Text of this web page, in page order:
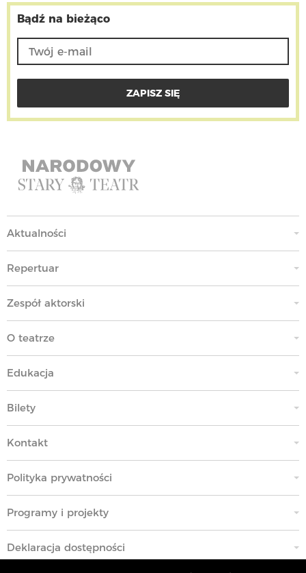
Bądź na bieżąco
Aktualności
Repertuar
Zespół aktorski
O teatrze
Edukacja
Bilety
Kontakt
Polityka prywatności
Programy i projekty
Deklaracja dostępności